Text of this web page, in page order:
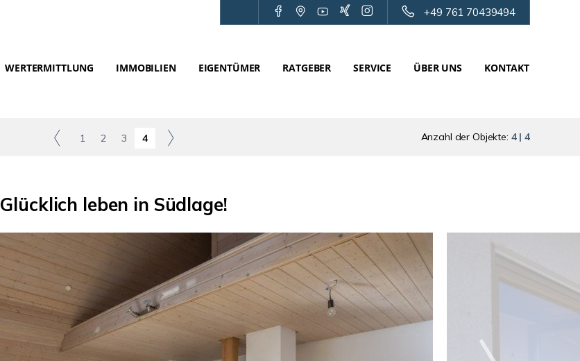
+49 761 70439494
WERTERMITTLUNG IMMOBILIEN EIGENTÜMER RATGEBER SERVICE ÜBER UNS KONTAKT
1 2 3 4 Anzahl der Objekte: 4 | 4
Glücklich leben in Südlage!